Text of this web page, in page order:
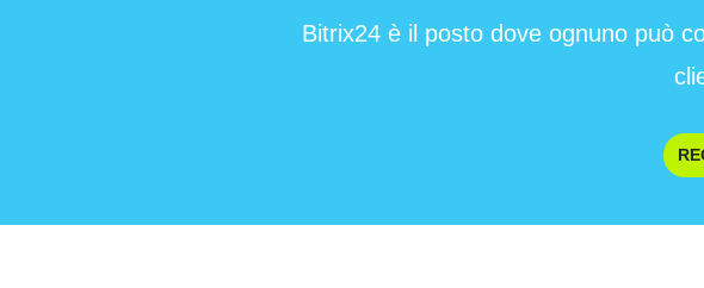
Bitrix24 è il posto dove ognuno può